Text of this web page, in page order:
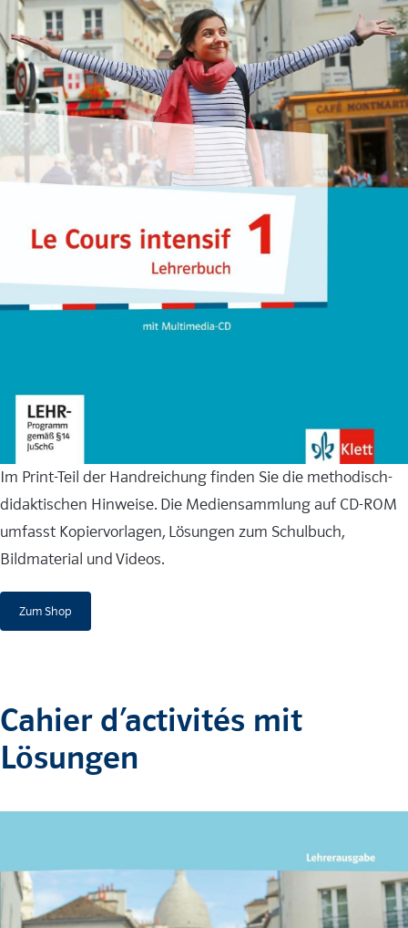
Im Print-Teil der Handreichung finden Sie die methodisch-
didaktischen Hinweise. Die Mediensammlung auf CD-ROM
umfasst Kopiervorlagen, Lösungen zum Schulbuch,
Bildmaterial und Videos.
Zum Shop
Cahier d’activités mit
Lösungen